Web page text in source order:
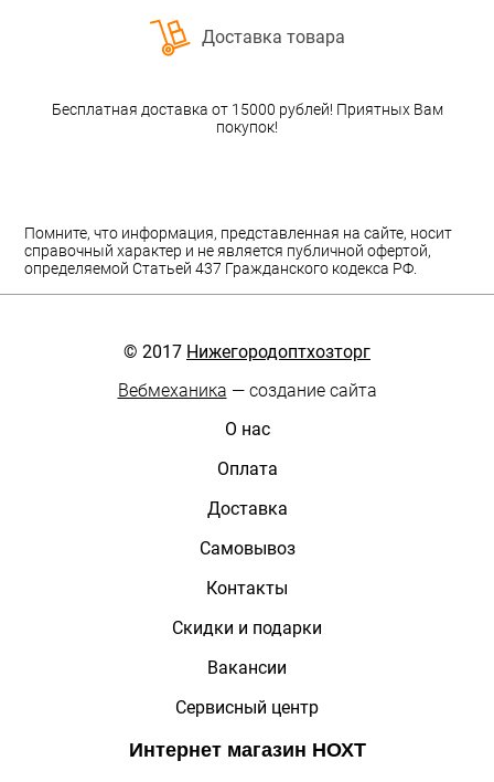
Доставка товара
Бесплатная доставка от 15000 рублей! Приятных Вам
покупок!
Помните, что информация, представленная на сайте, носит
справочный характер и не является публичной офертой,
определяемой Статьей 437 Гражданского кодекса РФ.
© 2017 Нижегородоптхозторг
Вебмеханика — создание сайта
О нас
Оплата
Доставка
Самовывоз
Контакты
Скидки и подарки
Вакансии
Сервисный центр
Интернет магазин НОХТ